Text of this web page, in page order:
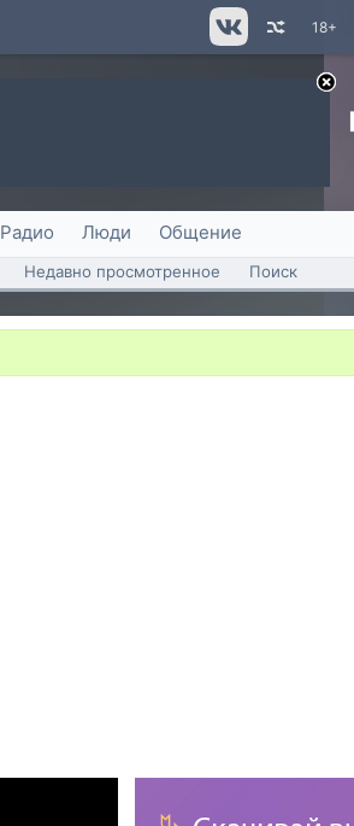
18+
Радио Люди Общение
Недавно просмотренное Поиск